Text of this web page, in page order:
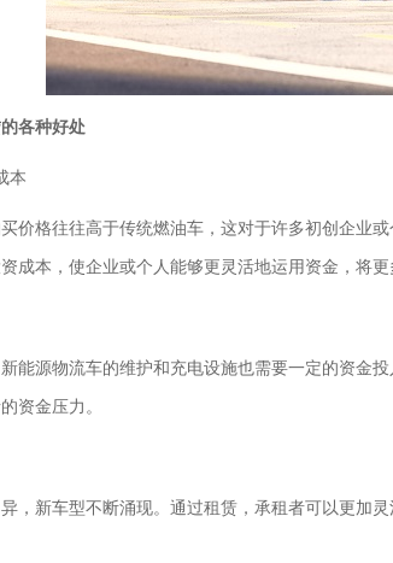
各种好处
本
价格往往高于传统燃油车，这对于许多初创企业
成本，使企业或个人能够更灵活地运用资金，将更
能源物流车的维护和充电设施也需要一定的资金
资金压力。
，新车型不断涌现。通过租赁，承租者可以更加